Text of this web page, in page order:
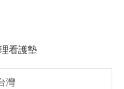
看護墊
灣